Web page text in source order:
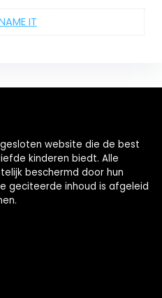
IT
website die de best
kinderen biedt. Alle
beschermd door hun
geciteerde inhoud is afgeleid